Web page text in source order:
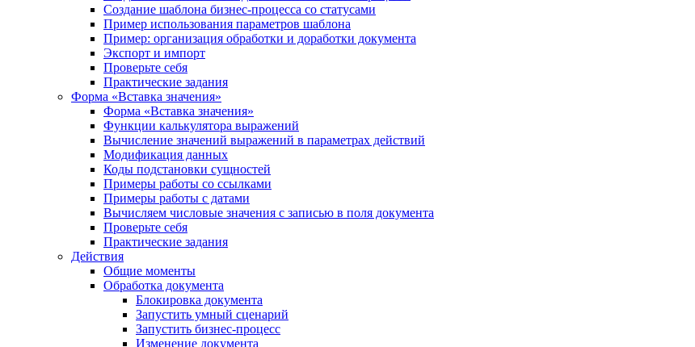
Создание шаблона бизнес-процесса со статусами
Пример использования параметров шаблона
Пример: организация обработки и доработки документа
Экспорт и импорт
Проверьте себя
Практические задания
Форма «Вставка значения»
Форма «Вставка значения»
Функции калькулятора выражений
Вычисление значений выражений в параметрах действий
Модификация данных
Коды подстановки сущностей
Примеры работы со ссылками
Примеры работы с датами
Вычисляем числовые значения с записью в поля документа
Проверьте себя
Практические задания
Действия
Общие моменты
Обработка документа
Блокировка документа
Запустить умный сценарий
Запустить бизнес-процесс
Изменение документа